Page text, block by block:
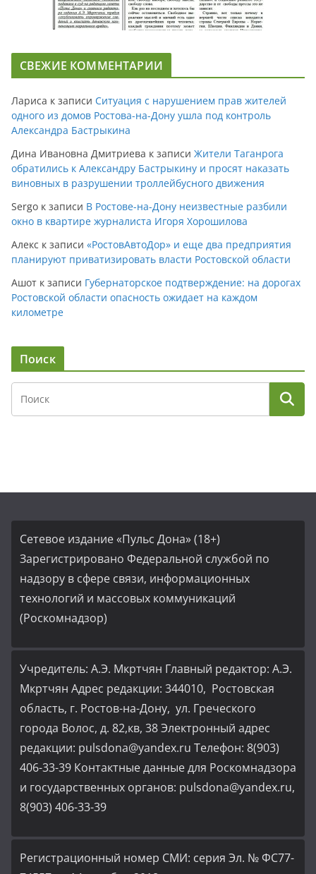
СВЕЖИЕ КОММЕНТАРИИ
Лариса к записи Ситуация с нарушением прав жителей
одного из домов Ростова-на-Дону ушла под контроль
Александра Бастрыкина
Дина Ивановна Дмитриева к записи Жители Таганрога
обратились к Александру Бастрыкину и просят наказать
виновных в разрушении троллейбусного движения
Sergo к записи В Ростове-на-Дону неизвестные разбили
окно в квартире журналиста Игоря Хорошилова
Алекс к записи «РостовАвтоДор» и еще два предприятия
планируют приватизировать власти Ростовской области
Ашот к записи Губернаторское подтверждение: на дорогах
Ростовской области опасность ожидает на каждом
километре
Поиск
Сетевое издание «Пульс Дона» (18+)
Зарегистрировано Федеральной службой по
надзору в сфере связи, информационных
технологий и массовых коммуникаций
(Роскомнадзор)
Учредитель: А.Э. Мкртчян Главный редактор: А.Э.
Мкртчян Адрес редакции: 344010, Ростовская
область, г. Ростов-на-Дону, ул. Греческого
города Волос, д. 82,кв, 38 Электронный адрес
редакции: pulsdona@yandex.ru Телефон: 8(903)
406-33-39 Контактные данные для Роскомнадзора
и государственных органов: pulsdona@yandex.ru,
8(903) 406-33-39
Регистрационный номер СМИ: серия Эл. № ФС77-